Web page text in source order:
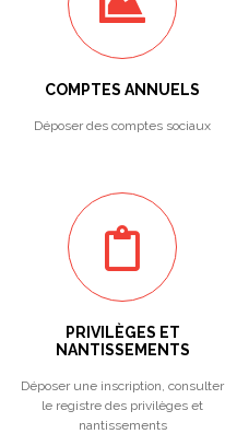
COMPTES ANNUELS
Déposer des comptes sociaux
PRIVILÈGES ET
NANTISSEMENTS
Déposer une inscription, consulter
le registre des privilèges et
nantissements